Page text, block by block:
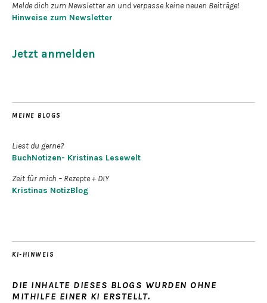
Melde dich zum Newsletter an und verpasse keine neuen Beiträge!
Hinweise zum Newsletter
Jetzt anmelden
MEINE BLOGS
Liest du gerne?
BuchNotizen- Kristinas Lesewelt
Zeit für mich – Rezepte + DIY
Kristinas NotizBlog
KI-HINWEIS
DIE INHALTE DIESES BLOGS WURDEN OHNE
MITHILFE EINER KI ERSTELLT.